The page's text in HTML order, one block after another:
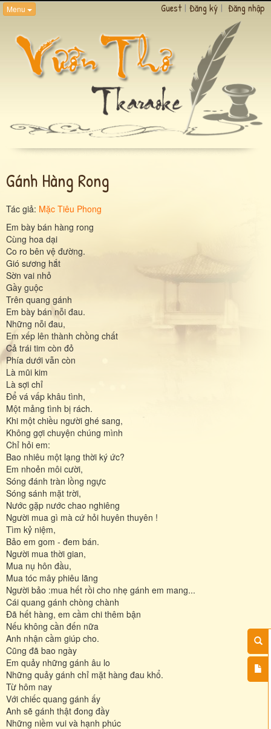
Menu Guest | Đăng ký | Đăng nhập
Gánh Hàng Rong
Tác giả: Mặc Tiêu Phong
Em bày bán hàng rong
Cùng hoa dại
Co ro bên vệ đường.
Gió sương hắt
Sờn vai nhỏ
Gầy guộc
Trên quang gánh
Em bày bán nỗi đau.
Những nỗi đau,
Em xếp lên thành chồng chất
Cả trái tim còn đỏ
Phía dưới vẫn còn
Là mũi kim
Là sợi chỉ
Để vá vấp khâu tình,
Một mảng tình bị rách.
Khi một chiều người ghé sang,
Không gợi chuyện chúng mình
Chỉ hỏi em:
Bao nhiêu một lạng thời ký ức?
Em nhoẻn môi cười,
Sóng đánh tràn lồng ngực
Sóng sánh mặt trời,
Nước gặp nước chao nghiêng
Người mua gì mà cứ hỏi huyên thuyên !
Tìm kỷ niệm,
Bảo em gom - đem bán.
Người mua thời gian,
Mua nụ hôn đầu,
Mua tóc mây phiêu lãng
Người bảo :mua hết rồi cho nhẹ gánh em mang...
Cái quang gánh chòng chành
Đã hết hàng, em cầm chi thêm bận
Nếu không cần đến nữa
Anh nhận cầm giúp cho.
Cũng đã bao ngày
Em quảy những gánh âu lo
Những quảy gánh chỉ mặt hàng đau khổ.
Từ hôm nay
Với chiếc quang gánh ấy
Anh sẽ gánh thật đong đầy
Những niềm vui và hạnh phúc